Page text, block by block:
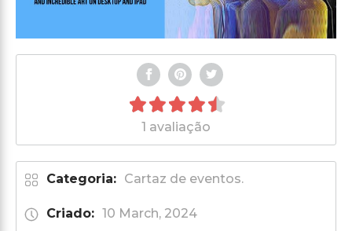
1 avaliação
Categoria: Cartaz de eventos.
Criado: 10 March, 2024